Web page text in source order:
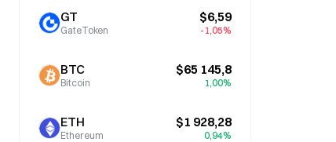
GT
GateToken
$6,59
-1,05%
BTC
Bitcoin
$65 145,8
1,00%
ETH
Ethereum
$1 928,28
0,94%